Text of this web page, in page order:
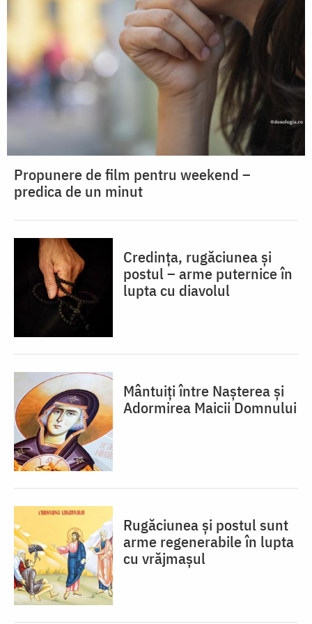
Propunere de film pentru weekend –
predica de un minut
Credința, rugăciunea și
postul – arme puternice în
lupta cu diavolul
Mântuiți între Nașterea și
Adormirea Maicii Domnului
Rugăciunea și postul sunt
arme regenerabile în lupta
cu vrăjmașul